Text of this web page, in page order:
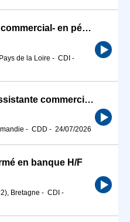
Assistant administratif et commercial- en pépinières (H/F)
de la Loire - CDI -
Assistant commercial / Assistante commerciale (H/F)
- CDD - 24/07/2026
en banque H/F
Bretagne - CDI -